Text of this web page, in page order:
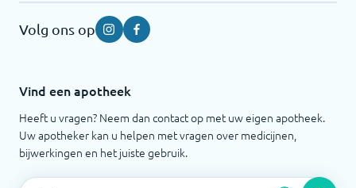
Volg ons op InstagramFacebook
Vind een apotheek
Heeft u vragen? Neem dan contact op met uw eigen apotheek.
Uw apotheker kan u helpen met vragen over medicijnen,
bijwerkingen en het juiste gebruik.